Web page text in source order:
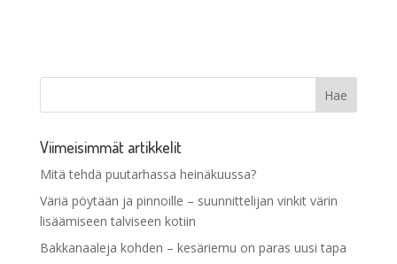
Viimeisimmät artikkelit
Mitä tehdä puutarhassa heinäkuussa?
Väriä pöytään ja pinnoille – suunnittelijan vinkit värin
lisäämiseen talviseen kotiin
Bakkanaaleja kohden – kesäriemu on paras uusi tapa